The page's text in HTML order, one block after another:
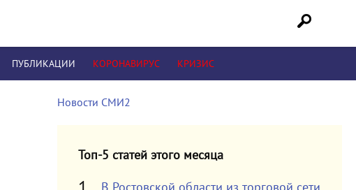
ПУБЛИКАЦИИ КОРОНАВИРУС КРИЗИС
Новости СМИ2
Топ-5 статей этого месяца